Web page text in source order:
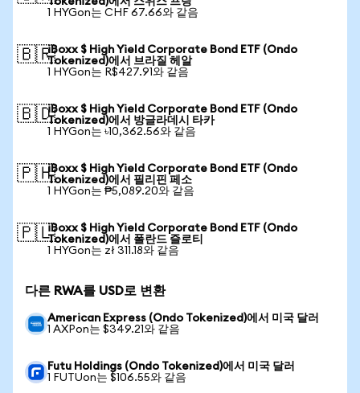
1 HYGon는 CHF 67.66와 같음
🇧🇷iBoxx $ High Yield Corporate Bond ETF (Ondo
Tokenized)에서 브라질 헤알
1 HYGon는 R$427.91와 같음
🇧🇩iBoxx $ High Yield Corporate Bond ETF (Ondo
Tokenized)에서 방글라데시 타카
1 HYGon는 ৳10,362.56와 같음
🇵🇭iBoxx $ High Yield Corporate Bond ETF (Ondo
Tokenized)에서 필리핀 페소
1 HYGon는 ₱5,089.20와 같음
🇵🇱iBoxx $ High Yield Corporate Bond ETF (Ondo
Tokenized)에서 폴란드 즐로티
1 HYGon는 zł 311.18와 같음
다른 RWA를 USD로 변환
American Express (Ondo Tokenized)에서 미국 달러
1 AXPon는 $349.21와 같음
Futu Holdings (Ondo Tokenized)에서 미국 달러
1 FUTUon는 $106.55와 같음